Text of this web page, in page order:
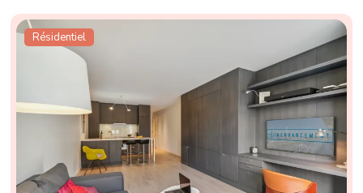
Résidentiel